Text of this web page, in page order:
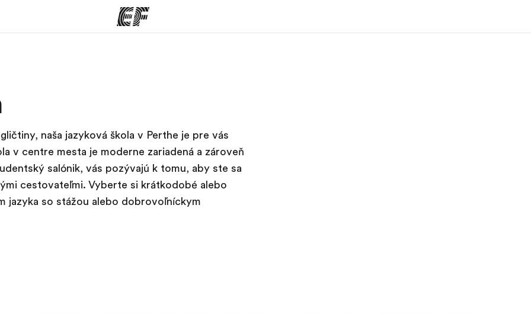
čo
naša jazyková škola v Perthe je pre vás
v centre mesta je moderne zariadená a zároveň
salónik, vás pozývajú k tomu, aby ste sa
cestovateľmi. Vyberte si krátkodobé alebo
jazyka so stážou alebo dobrovoľníckym